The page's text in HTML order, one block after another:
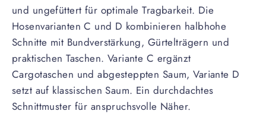
und ungefüttert für optimale Tragbarkeit. Die
Hosenvarianten C und D kombinieren halbhohe
Schnitte mit Bundverstärkung, Gürtelträgern und
praktischen Taschen. Variante C ergänzt
Cargotaschen und abgesteppten Saum, Variante D
setzt auf klassischen Saum. Ein durchdachtes
Schnittmuster für anspruchsvolle Näher.